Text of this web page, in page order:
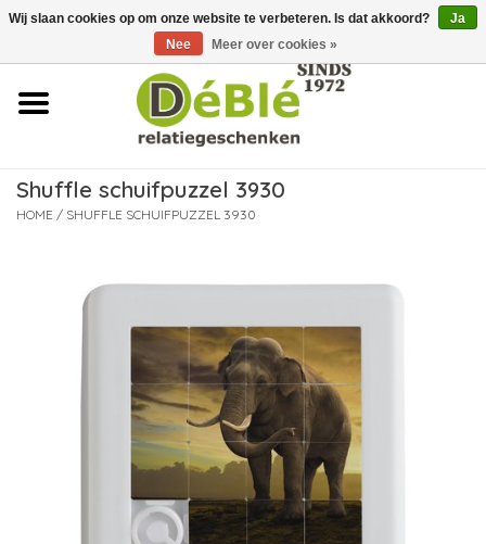
Over ons
Contact
Nieuws
Shuffle schuifpuzzel 3930
HOME / SHUFFLE SCHUIFPUZZEL 3930
Wij slaan cookies op om onze website te verbeteren. Is dat akkoord?
Ja
Nee
Meer over cookies »